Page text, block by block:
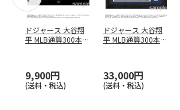
ドジャース 大谷翔
平 MLB通算300本塁
9,900円
(送料・税込)
ドジャース 大谷翔
平 MLB通算300本塁
33,000円
(送料・税込)